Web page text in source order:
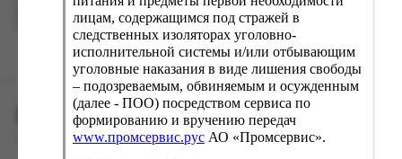
вводу данные предыдущего заказа. Если условия вам не
подходят, выбирайте другие варианты.
ПРОМСЕРВИС.РУС
сервис удалённого формирования заказов
лицам, содержащимся под стражей в
следственных изоляторах уголовно-
исполнительной системы и/или отбывающим
уголовные наказания в виде лишения свободы
– подозреваемым, обвиняемым и осужденным
(далее - ПОО) посредством сервиса по
формированию и вручению передач
www.промсервис.рус АО «Промсервис».